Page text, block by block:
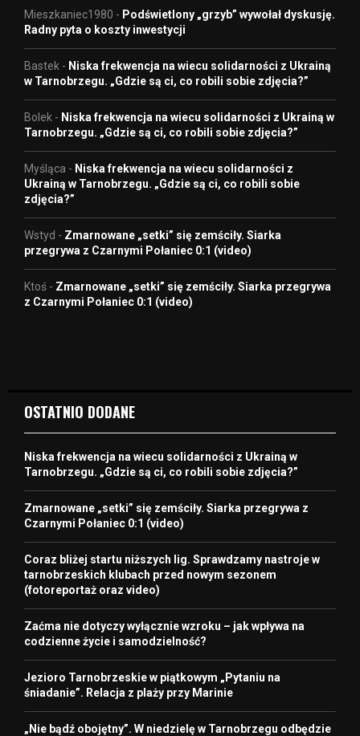
Mieszkaniec1980 - Podświetlony „grzyb” wywołał dyskusję.
Radny pyta o koszty inwestycji
Bastek - Niska frekwencja na wiecu solidarności z Ukrainą
w Tarnobrzegu. „Gdzie są ci, co robili sobie zdjęcia?”
Bolek - Niska frekwencja na wiecu solidarności z Ukrainą w
Tarnobrzegu. „Gdzie są ci, co robili sobie zdjęcia?”
Myśląca - Niska frekwencja na wiecu solidarności z
Ukrainą w Tarnobrzegu. „Gdzie są ci, co robili sobie
zdjęcia?”
Wstyd - Zmarnowane „setki” się zemściły. Siarka
przegrywa z Czarnymi Połaniec 0:1 (video)
Ktoś - Zmarnowane „setki” się zemściły. Siarka przegrywa
z Czarnymi Połaniec 0:1 (video)
OSTATNIO DODANE
Niska frekwencja na wiecu solidarności z Ukrainą w
Tarnobrzegu. „Gdzie są ci, co robili sobie zdjęcia?”
Zmarnowane „setki” się zemściły. Siarka przegrywa z
Czarnymi Połaniec 0:1 (video)
Coraz bliżej startu niższych lig. Sprawdzamy nastroje w
tarnobrzeskich klubach przed nowym sezonem
(fotoreportaż oraz video)
Zaćma nie dotyczy wyłącznie wzroku – jak wpływa na
codzienne życie i samodzielność?
Jezioro Tarnobrzeskie w piątkowym „Pytaniu na
śniadanie”. Relacja z plaży przy Marinie
„Nie bądź obojętny”. W niedzielę w Tarnobrzegu odbędzie